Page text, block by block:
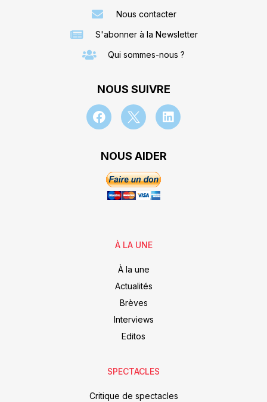
Nous contacter
S'abonner à la Newsletter
Qui sommes-nous ?
NOUS SUIVRE
NOUS AIDER
À LA UNE
À la une
Actualités
Brèves
Interviews
Editos
SPECTACLES
Critique de spectacles